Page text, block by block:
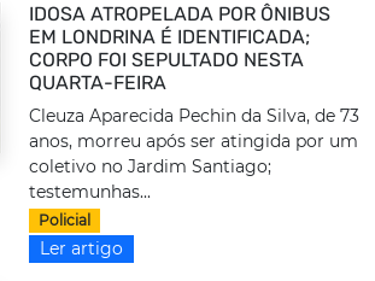
IDOSA ATROPELADA POR ÔNIBUS
EM LONDRINA É IDENTIFICADA;
CORPO FOI SEPULTADO NESTA
QUARTA-FEIRA
Cleuza Aparecida Pechin da Silva, de 73
anos, morreu após ser atingida por um
coletivo no Jardim Santiago;
testemunhas...
Policial
Ler artigo